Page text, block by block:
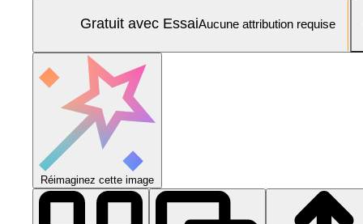
Gratuit avec EssaiAucune attribution requise
Réimaginez cette image